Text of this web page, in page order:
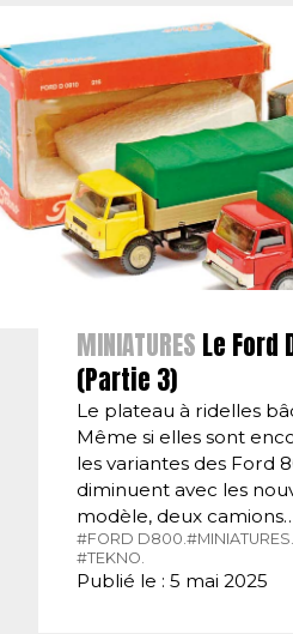
MINIATURES Le Ford
(Partie 3)
Le plateau à ridelles
Même si elles sont
les variantes des Ford
diminuent avec les
modèle, deux
#FORD D800.#MINIATURES.
#TEKNO.
Publié le : 5 mai 2025